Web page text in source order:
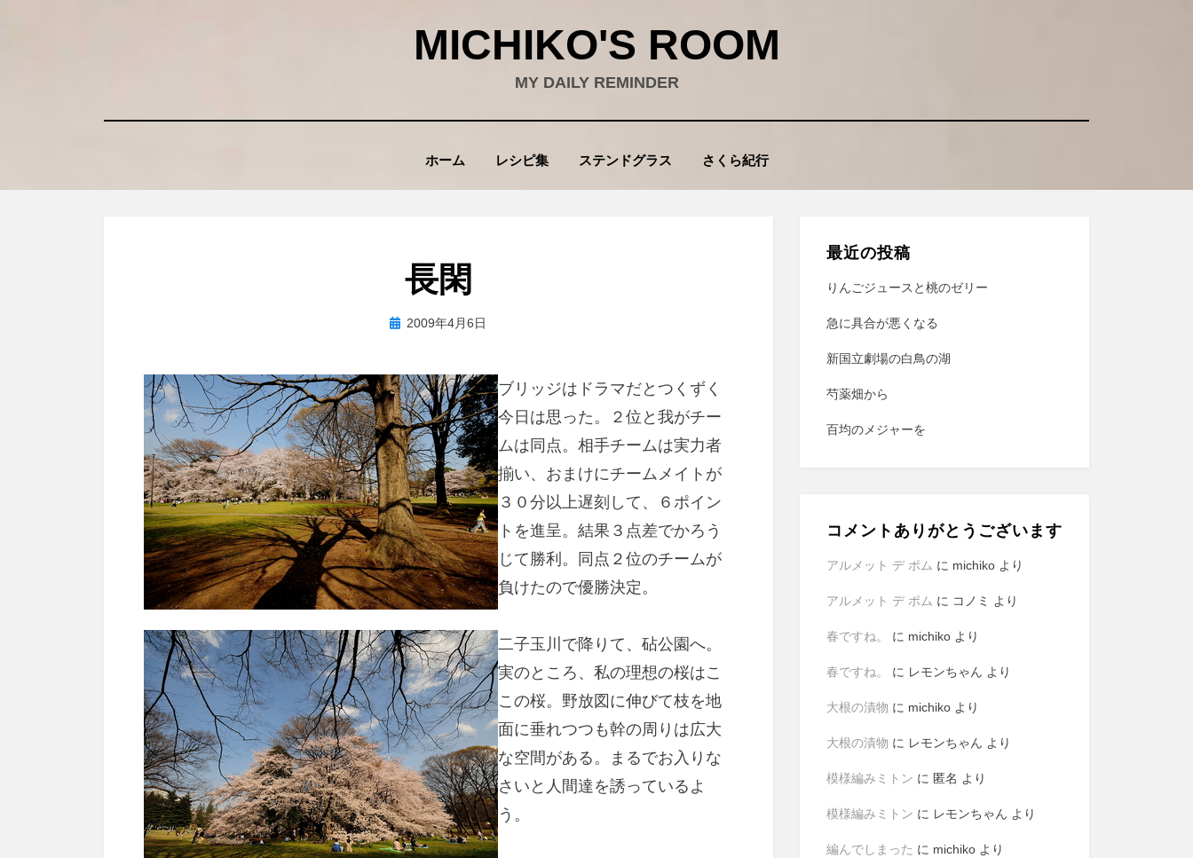
MICHIKO'S ROOM
MY DAILY REMINDER
ホーム レシピ集 ステンドグラス さくら紀行
長閑
投稿者wad
投 2009年4月6日
ブリッジはドラマだとつくずく
今日は思った。２位と我がチー
ムは同点。相手チームは実力者
揃い、おまけにチームメイトが
３０分以上遅刻して、６ポイン
トを進呈。結果３点差でかろう
じて勝利。同点２位のチームが
負けたので優勝決定。
二子玉川で降りて、砧公園へ。
実のところ、私の理想の桜はこ
この桜。野放図に伸びて枝を地
面に垂れつつも幹の周りは広大
な空間がある。まるでお入りな
さいと人間達を誘っているよ
う。
最近の投稿
りんごジュースと桃のゼリー
急に具合が悪くなる
新国立劇場の白鳥の湖
芍薬畑から
百均のメジャーを
コメントありがとうございます
アルメット デ ポム に michikoより
アルメット デ ポム に コノミ より
春ですね。 に michikoより
春ですね。 に レモンちゃん より
大根の漬物 に michikoより
大根の漬物 に レモンちゃん より
模様編みミトン に 匿名 より
模様編みミトン に レモンちゃん より
編んでしまった に michikoより